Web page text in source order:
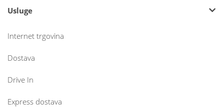
Usluge
Internet trgovina
Dostava
Drive In
Express dostava